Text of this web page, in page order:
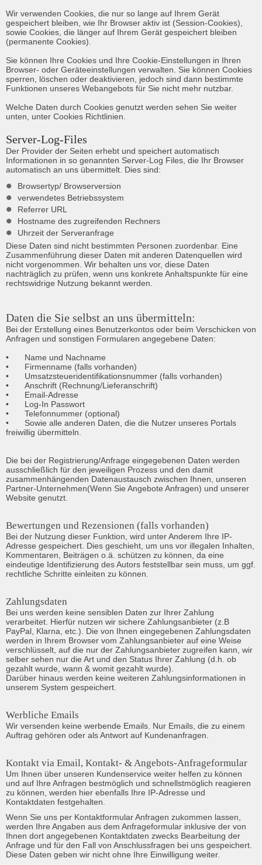
Wir verwenden Cookies, die nur so lange auf Ihrem Gerät
gespeichert bleiben, wie Ihr Browser aktiv ist (Session-Cookies),
sowie Cookies, die länger auf Ihrem Gerät gespeichert bleiben
(permanente Cookies).
Sie können Ihre Cookies und Ihre Cookie-Einstellungen in Ihren
Browser- oder Geräteeinstellungen verwalten. Sie können Cookies
sperren, löschen oder deaktivieren, jedoch sind dann bestimmte
Funktionen unseres Webangebots für Sie nicht mehr nutzbar.
Welche Daten durch Cookies genutzt werden sehen Sie weiter
unten, unter Cookies Richtlinien.
Server-Log-Files
Der Provider der Seiten erhebt und speichert automatisch
Informationen in so genannten Server-Log Files, die Ihr Browser
automatisch an uns übermittelt. Dies sind:
• Browsertyp/ Browserversion
• verwendetes Betriebssystem
• Referrer URL
• Hostname des zugreifenden Rechners
•
Uhrzeit der Serveranfrage
Diese Daten sind nicht bestimmten Personen zuordenbar. Eine
Zusammenführung dieser Daten mit anderen Datenquellen wird
nicht vorgenommen. Wir behalten uns vor, diese Daten
nachträglich zu prüfen, wenn uns konkrete Anhaltspunkte für eine
rechtswidrige Nutzung bekannt werden.
Daten die Sie selbst an uns übermitteln:
Bei der Erstellung eines Benutzerkontos oder beim Verschicken von
Anfragen und sonstigen Formularen angegebene Daten:
•	Name und Nachname
•	Firmenname (falls vorhanden)
•	Umsatzsteueridentifikationsnummer (falls vorhanden)
•	Anschrift (Rechnung/Lieferanschrift)
•	Email-Adresse
•	Log-In Passwort
•	Telefonnummer (optional)
•	Sowie alle anderen Daten, die die Nutzer unseres Portals
freiwillig übermitteln.
Die bei der Registrierung/Anfrage eingegebenen Daten werden
ausschließlich für den jeweiligen Prozess und den damit
zusammenhängenden Datenaustausch zwischen Ihnen, unseren
Partner-Unternehmen(Wenn Sie Angebote Anfragen) und unserer
Website genutzt.
Bewertungen und Rezensionen (falls vorhanden)
Bei der Nutzung dieser Funktion, wird unter Anderem Ihre IP-
Adresse gespeichert. Dies geschieht, um uns vor illegalen Inhalten,
Kommentaren, Beiträgen o.ä. schützen zu können, da eine
eindeutige Identifizierung des Autors feststellbar sein muss, um ggf.
rechtliche Schritte einleiten zu können.
Zahlungsdaten
Bei uns werden keine sensiblen Daten zur Ihrer Zahlung
verarbeitet. Hierfür nutzen wir sichere Zahlungsanbieter (z.B
PayPal, Klarna, etc.). Die von Ihnen eingegebenen Zahlungsdaten
werden in Ihrem Browser vom Zahlungsanbieter auf eine Weise
verschlüsselt, auf die nur der Zahlungsanbieter zugreifen kann, wir
selber sehen nur die Art und den Status Ihrer Zahlung (d.h. ob
gezahlt wurde, wann & womit gezahlt wurde).
Darüber hinaus werden keine weiteren Zahlungsinformationen in
unserem System gespeichert.
Werbliche Emails
Wir versenden keine werbende Emails. Nur Emails, die zu einem
Auftrag gehören oder als Antwort auf Kundenanfragen.
Kontakt via Email, Kontakt- & Angebots-Anfrageformular
Um Ihnen über unseren Kundenservice weiter helfen zu können
und auf Ihre Anfragen bestmöglich und schnellstmöglich reagieren
zu können, werden hier ebenfalls Ihre IP-Adresse und
Kontaktdaten festgehalten.
Wenn Sie uns per Kontaktformular Anfragen zukommen lassen,
werden Ihre Angaben aus dem Anfrageformular inklusive der von
Ihnen dort angegebenen Kontaktdaten zwecks Bearbeitung der
Anfrage und für den Fall von Anschlussfragen bei uns gespeichert.
Diese Daten geben wir nicht ohne Ihre Einwilligung weiter.